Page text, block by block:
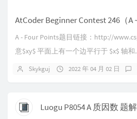
AtCoder Beginner Contest 246（A ~
A - Four Points题目链接：http://
意$xy$ 平面上有一个边平行于 $x$ 轴和
Skykguj 2022 年 04 月 02 日
Luogu P8054 A 质因数 题解